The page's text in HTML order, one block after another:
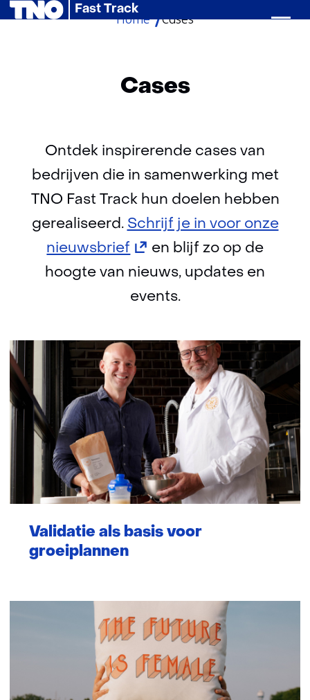
Ga
inhoud
Fast Track
Home
Cases
Cases
Ontdek inspirerende cases van
bedrijven die in samenwerking met
TNO Fast Track hun doelen hebben
gerealiseerd. Schrijf je in voor onze
nieuwsbrief (opent
in
nieuw
(verwijst
naar
een
andere
website)
en blijf zo op de
hoogte van nieuws, updates en
events.
Validatie als basis voor
groeiplannen